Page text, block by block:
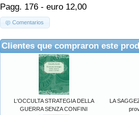
Pagg. 176 - euro 12,00
Comentarios
Clientes que compraron este
L'OCCULTA STRATEGIA DELLA
GUERRA SENZA CONFINI
LA